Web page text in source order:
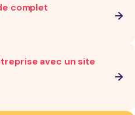
complet
avec un site